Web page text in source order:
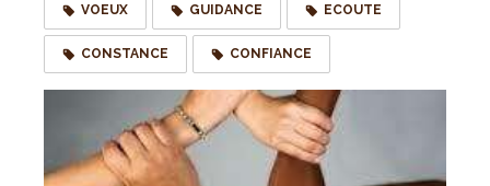
VOEUX GUIDANCE ECOUTE
CONSTANCE CONFIANCE